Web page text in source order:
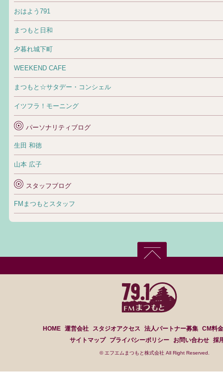
おはよう791
まつもと日和
夕暮れ城下町
WEEKEND CAFE
まつもと☆サタデー・コンシェル
イツフラ！モーニング
パーソナリティブログ
生田 和徳
山本 広子
スタッフブログ
FMまつもとスタッフ
HOME 運営会社 スタジオアクセス 法人パートナー募集 CM料
サイトマップ
プライバシーポリシー お問い合わせ 採
© エフエムまつもと株式会社 All Right Reserved.